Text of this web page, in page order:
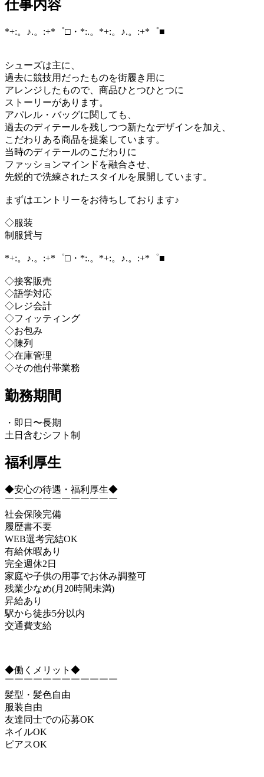
仕事内容
*+:。♪.。:+*゜□・*:.。*+:。♪.。:+*゜■
シューズは主に、
過去に競技用だったものを街履き用に
アレンジしたもので、商品ひとつひとつに
ストーリーがあります。
アパレル・バッグに関しても、
過去のディテールを残しつつ新たなデザインを加え、
こだわりある商品を提案しています。
当時のディテールのこだわりに
ファッションマインドを融合させ、
先鋭的で洗練されたスタイルを展開しています。
まずはエントリーをお待ちしております♪
◇服装
制服貸与
*+:。♪.。:+*゜□・*:.。*+:。♪.。:+*゜■
◇接客販売
◇語学対応
◇レジ会計
◇フィッティング
◇お包み
◇陳列
◇在庫管理
◇その他付帯業務
勤務期間
・即日〜長期
土日含むシフト制
福利厚生
◆安心の待遇・福利厚生◆
￣￣￣￣￣￣￣￣￣￣￣￣
社会保険完備
履歴書不要
WEB選考完結OK
有給休暇あり
完全週休2日
家庭や子供の用事でお休み調整可
残業少なめ(月20時間未満)
昇給あり
駅から徒歩5分以内
交通費支給
◆働くメリット◆
￣￣￣￣￣￣￣￣￣￣￣￣
髪型・髪色自由
服装自由
友達同士での応募OK
ネイルOK
ピアスOK